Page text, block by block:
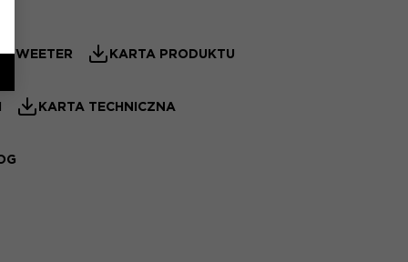
TWEETER KARTA PRODUKTU
KARTA TECHNICZNA